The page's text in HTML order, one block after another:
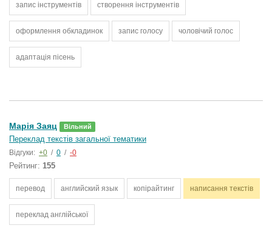
запис інструментів створення інструментів
оформлення обкладинок запис голосу чоловічий голос
адаптація пісень
Марія Заяц Вільний
Переклад текстів загальної тематики
Відгуки: +0 / 0 / -0
Рейтинг: 155
перевод английский язык копірайтинг написання текстів
переклад англійської